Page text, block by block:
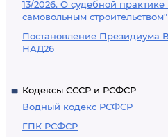
13/2026. О судебной
самовольным строительством"
Постановление Президиума
НАД26
Кодексы СССР и РСФСР
Водный кодекс РСФСР
ГПК РСФСР